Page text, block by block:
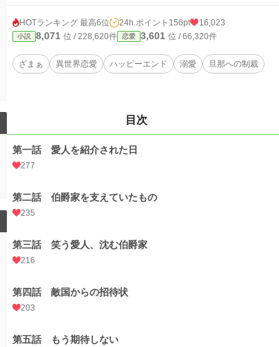
HOTランキング 最高6位 24h.ポイント 156pt 16,023
小説 8,071 位 / 228,620件 恋愛 3,601 位 / 66,320件
ざまぁ 異世界恋愛 ハッピーエンド 溺愛 旦那への制裁
目次
第一話 愛人を紹介された日
277
第二話 伯爵家を支えていたもの
235
第三話 笑う愛人、沈む伯爵家
216
第四話 敵国からの招待状
203
第五話 もう期待しない